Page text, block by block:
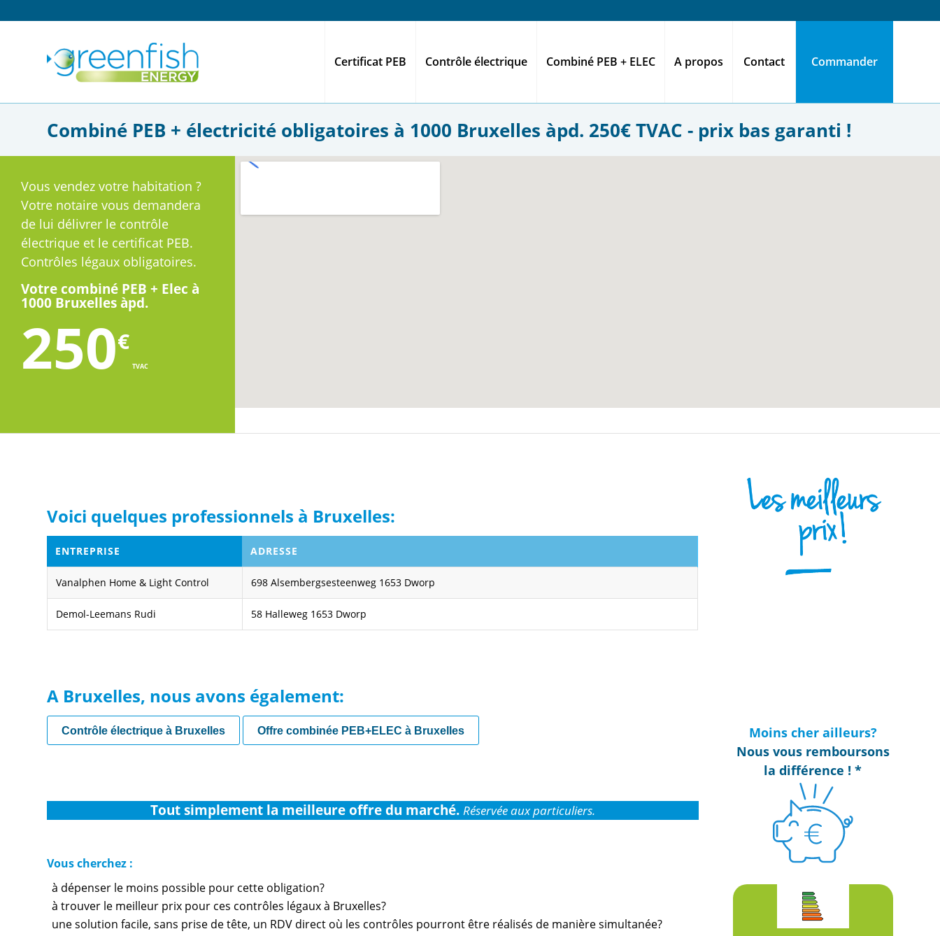
Certificat PEB Contrôle électrique Combiné PEB + ELEC A propos Contact Commander
Combiné PEB + électricité obligatoires à 1000 Bruxelles àpd. 250€ TVAC - prix bas garanti !
Vous vendez votre habitation ?
Votre notaire vous demandera
de lui délivrer le contrôle
électrique et le certificat PEB.
Contrôles légaux obligatoires.
Votre combiné PEB + Elec à
1000 Bruxelles àpd.
250€
TVAC
Voici quelques professionnels à Bruxelles:
ENTREPRISE ADRESSE
Vanalphen Home & Light Control 698 Alsembergsesteenweg 1653 Dworp
Demol-Leemans Rudi 58 Halleweg 1653 Dworp
A Bruxelles, nous avons également:
Contrôle électrique à Bruxelles Offre combinée PEB+ELEC à Bruxelles
Tout simplement la meilleure offre du marché. Réservée aux particuliers.
Vous cherchez :
à dépenser le moins possible pour cette obligation?
à trouver le meilleur prix pour ces contrôles légaux à Bruxelles?
une solution facile, sans prise de tête, un RDV direct où les contrôles pourront être réalisés de manière simultanée?
Moins cher ailleurs?
Nous vous remboursons
la différence ! *